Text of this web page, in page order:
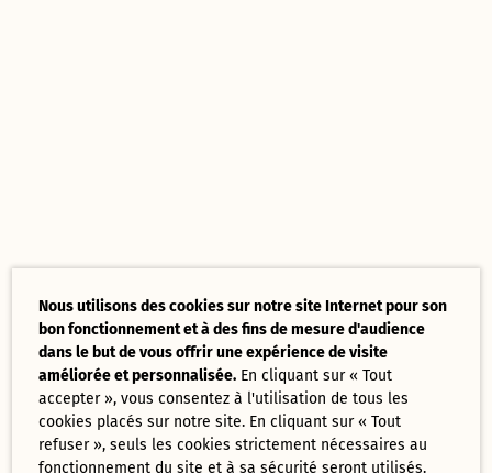
Nous utilisons des cookies sur notre site Internet pour son
bon fonctionnement et à des fins de mesure d'audience
dans le but de vous offrir une expérience de visite
améliorée et personnalisée. En cliquant sur « Tout
accepter », vous consentez à l'utilisation de tous les
cookies placés sur notre site. En cliquant sur « Tout
refuser », seuls les cookies strictement nécessaires au
fonctionnement du site et à sa sécurité seront utilisés.